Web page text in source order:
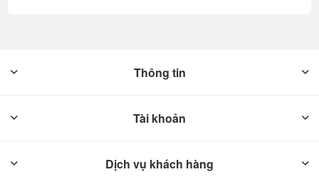
Thông tin
Tài khoản
Dịch vụ khách hàng